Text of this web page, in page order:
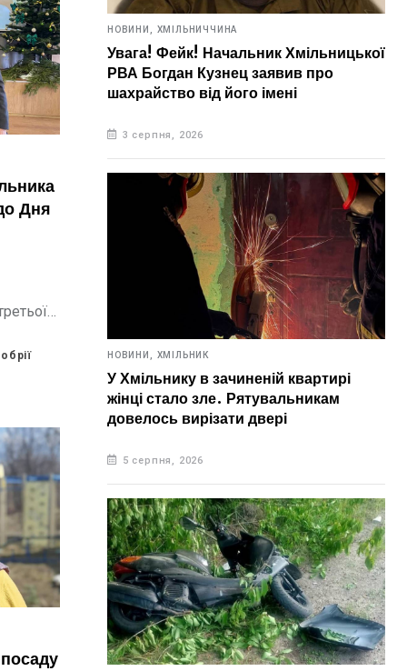
Дня
збір
НОВИНИ, ХМІЛЬНИЧЧИНА
Увага! Фейк! Начальник Хмільницької
РВА Богдан Кузнец заявив про
шахрайство від його імені
3 серпня, 2026
НОВИНИ, ХМІЛЬНИК
У Хмільнику в зачиненій квартирі
жінці стало зле. Рятувальникам
довелось вирізати двері
5 серпня, 2026